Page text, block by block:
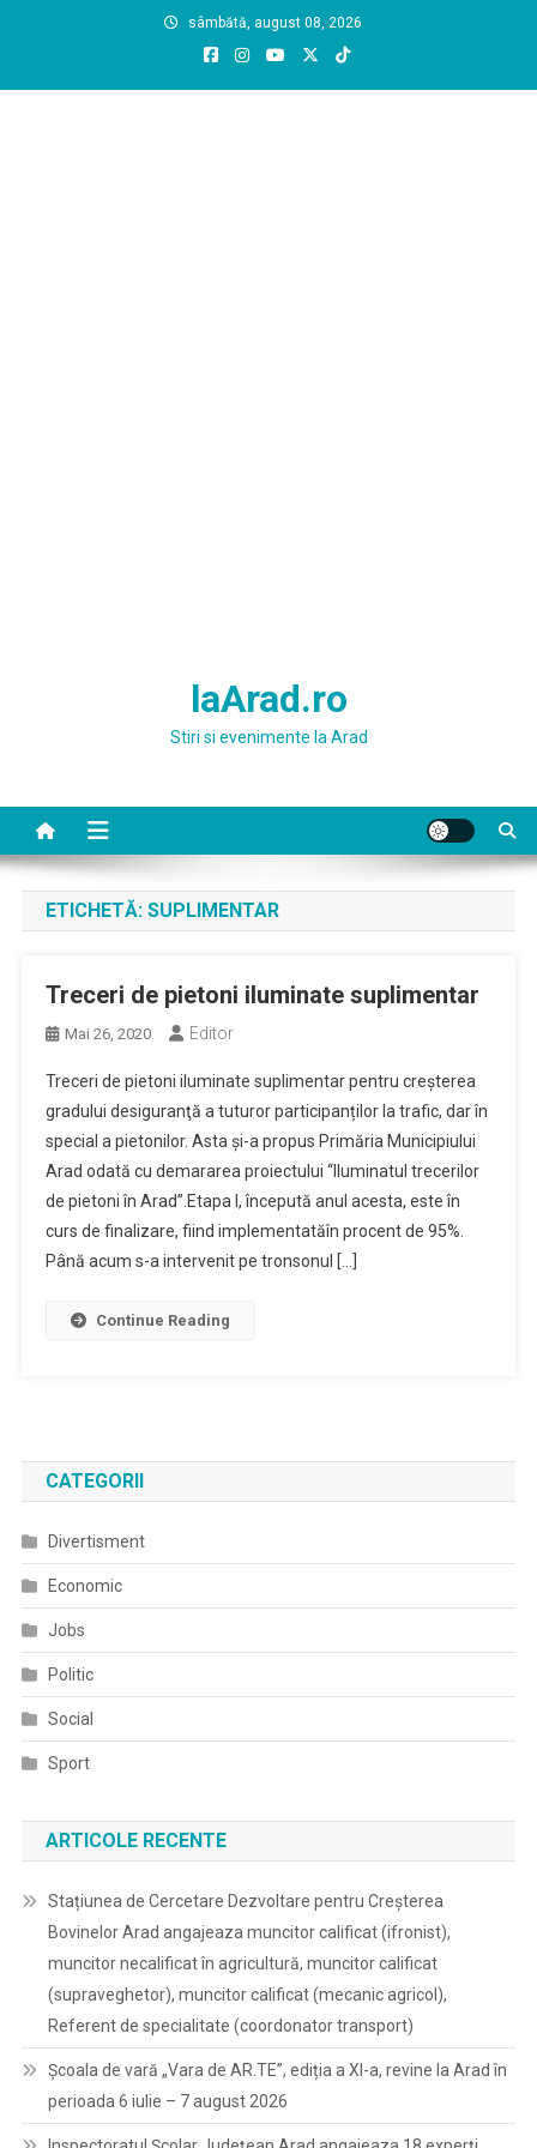
sâmbătă, august 08, 2026
laArad.ro
Stiri si evenimente la Arad
ETICHETĂ: SUPLIMENTAR
Treceri de pietoni iluminate suplimentar
Mai 26, 2020 Editor
Treceri de pietoni iluminate suplimentar pentru creşterea
gradului desiguranţă a tuturor participanților la trafic, dar în
special a pietonilor. Asta și-a propus Primăria Municipiului
Arad odată cu demararea proiectului “Iluminatul trecerilor
de pietoni în Arad”.Etapa I, începută anul acesta, este în
curs de finalizare, fiind implementatăîn procent de 95%.
Până acum s-a intervenit pe tronsonul […]
Continue Reading
CATEGORII
Divertisment
Economic
Jobs
Politic
Social
Sport
ARTICOLE RECENTE
Stațiunea de Cercetare Dezvoltare pentru Creșterea
Bovinelor Arad angajeaza muncitor calificat (ifronist),
muncitor necalificat în agricultură, muncitor calificat
(supraveghetor), muncitor calificat (mecanic agricol),
Referent de specialitate (coordonator transport)
Școala de vară „Vara de AR.TE”, ediția a XI-a, revine la Arad în
perioada 6 iulie – 7 august 2026